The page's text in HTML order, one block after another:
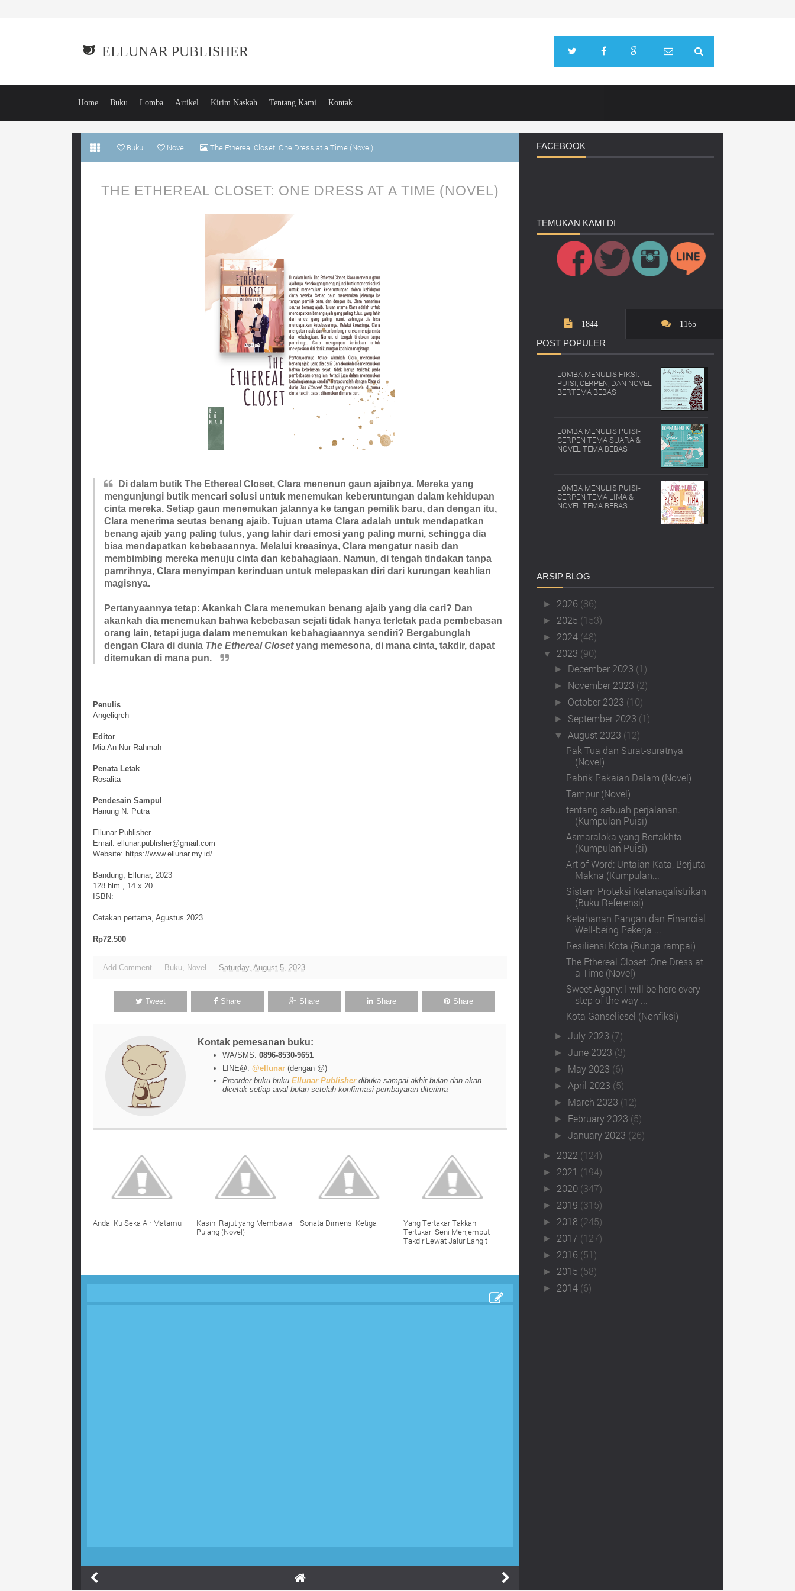
ELLUNAR PUBLISHER
Home Buku Lomba Artikel Kirim Naskah Tentang Kami Kontak
Buku Novel The Ethereal Closet: One Dress at a Time (Novel)
THE ETHEREAL CLOSET: ONE DRESS AT A TIME (NOVEL)
Di dalam butik The Ethereal Closet, Clara menenun gaun ajaibnya. Mereka yang
mengunjungi butik mencari solusi untuk menemukan keberuntungan dalam kehidupan
cinta mereka. Setiap gaun menemukan jalannya ke tangan pemilik baru, dan dengan itu,
Clara menerima seutas benang ajaib. Tujuan utama Clara adalah untuk mendapatkan
benang ajaib yang paling tulus, yang lahir dari emosi yang paling murni, sehingga dia
bisa mendapatkan kebebasannya. Melalui kreasinya, Clara mengatur nasib dan
membimbing mereka menuju cinta dan kebahagiaan. Namun, di tengah tindakan tanpa
pamrihnya, Clara menyimpan kerinduan untuk melepaskan diri dari kurungan keahlian
magisnya.
Pertanyaannya tetap: Akankah Clara menemukan benang ajaib yang dia cari? Dan
akankah dia menemukan bahwa kebebasan sejati tidak hanya terletak pada pembebasan
orang lain, tetapi juga dalam menemukan kebahagiaannya sendiri? Bergabunglah
dengan Clara di dunia The Ethereal Closetyang memesona, di mana cinta, takdir, dapat
ditemukan di mana pun.
Penulis
Angeliqrch
Editor
Mia An Nur Rahmah
Penata Letak
Rosalita
Pendesain Sampul
Hanung N. Putra
Ellunar Publisher
Email: ellunar.publisher@gmail.com
Website: https://www.ellunar.my.id/
Bandung; Ellunar, 2023
128 hlm., 14 x 20
ISBN:
Cetakan pertama, Agustus 2023
Rp72.500
Add Comment Buku, Novel Saturday, August 5, 2023
Tweet Share Share Share Share
Kontak pemesanan buku:
WA/SMS:0896-8530-9651
LINE@:@ellunar (dengan @)
Preorder buku-bukuEllunar Publisherdibuka sampai akhir bulan dan akan
dicetak setiap awal bulan setelah konfirmasi pembayaran diterima
Andai Ku Seka Air Matamu
Kasih: Rajut yang Membawa
Pulang (Novel)
Sonata Dimensi Ketiga
Yang Tertakar Takkan
Tertukar: Seni Menjemput
Takdir Lewat Jalur Langit
FACEBOOK
TEMUKAN KAMI DI
1844 1165
POST POPULER
LOMBA MENULIS FIKSI:
PUISI, CERPEN, DAN NOVEL
BERTEMA BEBAS
LOMBA MENULIS PUISI-
CERPEN TEMA SUARA &
NOVEL TEMA BEBAS
LOMBA MENULIS PUISI-
CERPEN TEMA LIMA &
NOVEL TEMA BEBAS
ARSIP BLOG
► 2026 (86)
► 2025 (153)
► 2024 (48)
▼ 2023 (90)
► December 2023 (1)
► November 2023 (2)
► October 2023 (10)
► September 2023 (1)
▼ August 2023 (12)
Pak Tua dan Surat-suratnya
(Novel)
Pabrik Pakaian Dalam (Novel)
Tampur (Novel)
tentang sebuah perjalanan.
(Kumpulan Puisi)
Asmaraloka yang Bertakhta
(Kumpulan Puisi)
Art of Word: Untaian Kata, Berjuta
Makna (Kumpulan...
Sistem Proteksi Ketenagalistrikan
(Buku Referensi)
Ketahanan Pangan dan Financial
Well-being Pekerja ...
Resiliensi Kota (Bunga rampai)
The Ethereal Closet: One Dress at
a Time (Novel)
Sweet Agony: I will be here every
step of the way ...
Kota Ganseliesel (Nonfiksi)
►July 2023 (7)
►June 2023 (3)
► May 2023 (6)
► April 2023 (5)
► March 2023 (12)
► February 2023 (5)
►January 2023 (26)
► 2022 (124)
► 2021 (194)
► 2020 (347)
► 2019 (315)
► 2018 (245)
► 2017 (127)
► 2016 (51)
► 2015 (58)
► 2014 (6)